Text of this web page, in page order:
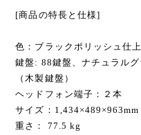
[商品の特長と仕様]
色：ブラックポリッシュ仕
鍵盤: 88鍵盤、ナチュラル
（木製鍵盤）
ヘッドフォン端子：２本
サイズ：1,434×489×963mm
重さ： 77.5 kg